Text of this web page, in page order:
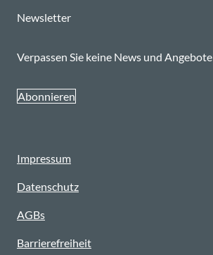
Impressum
Datenschutz
AGBs
Barrierefreiheit
Newsletter
Verpassen Sie keine News und Angebote
Abonnieren